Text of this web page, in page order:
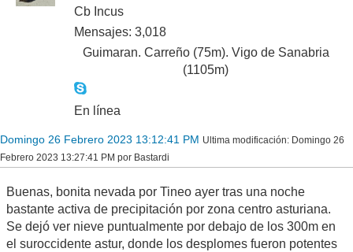
Cb Incus
Mensajes: 3,018
Guimaran. Carreño (75m). Vigo de Sanabria
(1105m)
En línea
Domingo 26 Febrero 2023 13:12:41 PM Ultima modificación: Domingo 26
Febrero 2023 13:27:41 PM por Bastardi
Buenas, bonita nevada por Tineo ayer tras una noche
bastante activa de precipitación por zona centro asturiana.
Se dejó ver nieve puntualmente por debajo de los 300m en
el suroccidente astur, donde los desplomes fueron potentes